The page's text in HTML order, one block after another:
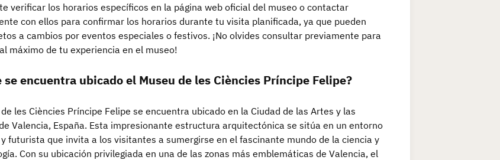
verificar los horarios específicos en la página web oficial del museo o contactar
con ellos para confirmar los horarios durante tu visita planificada, ya que pueden
a cambios por eventos especiales o festivos. ¡No olvides consultar previamente para
máximo de tu experiencia en el museo!
se encuentra ubicado el Museu de les Ciències Príncipe Felipe?
de les Ciències Príncipe Felipe se encuentra ubicado en la Ciudad de las Artes y las
Valencia, España. Esta impresionante estructura arquitectónica se sitúa en un entorno
futurista que invita a los visitantes a sumergirse en el fascinante mundo de la ciencia y
Con su ubicación privilegiada en una de las zonas más emblemáticas de Valencia, el